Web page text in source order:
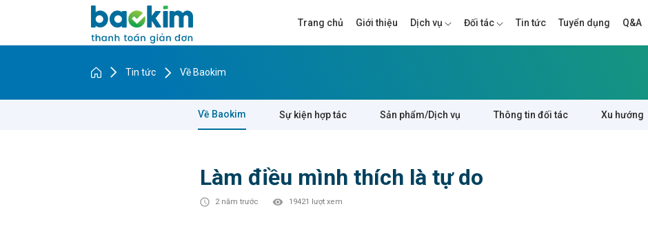
Trang chủ Giới thiệu Dịch vụ Đối tác Tin tức Tuyển dụng Q&A
Tin tức Về Baokim
Về Baokim Sự kiện hợp tác Sản phẩm/Dịch vụ Thông tin đối tác Xu hướng
Làm điều mình thích là tự do
2 năm trước 19421 lượt xem